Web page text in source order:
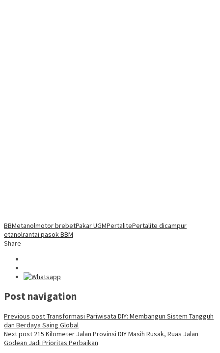
BBMetanolmotor brebetPakar UGMPertalitePertalite dicampur
etanolrantai pasok BBM
Share
Post navigation
Previous postTransformasi Pariwisata DIY: Membangun Sistem Tangguh
dan Berdaya Saing Global
Next post 215 Kilometer Jalan Provinsi DIY Masih Rusak, Ruas Jalan
Godean Jadi Prioritas Perbaikan